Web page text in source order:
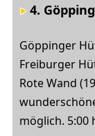
4.
Göppinger
Freiburger
Rote Wand
möglich. 5:00